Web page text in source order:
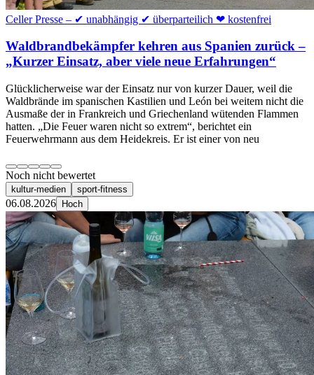
Celler Presse – ✔ unabhängig ✔ überparteilich ❤ kostenfrei
Waldbrandbekämpfer kehren aus Spanien zurück –
„Kurzer Einsatz, aber viele neue Erfahrungen“
Glücklicherweise war der Einsatz nur von kurzer Dauer, weil die
Waldbrände im spanischen Kastilien und León bei weitem nicht die
Ausmaße der in Frankreich und Griechenland wütenden Flammen
hatten. „Die Feuer waren nicht so extrem“, berichtet ein
Feuerwehrmann aus dem Heidekreis. Er ist einer von neu
Noch nicht bewertet
kultur-medien sport-fitness
06.08.2026 Hoch